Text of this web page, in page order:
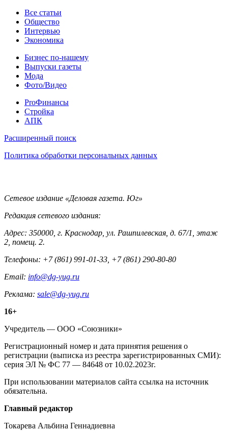
Статьи
Все статьи
Общество
Интервью
Экономика
Разное
Бизнес по-нашему
Выпуски газеты
Мода
Фото/Видео
Pro
ProФинансы
Стройка
АПК
Информация
Расширенный поиск
Политика обработки персональных данных
Контакты
Сетевое издание «Деловая газета. Юг»
Редакция сетевого издания:
Адрес: 350000, г. Краснодар, ул. Рашпилевская, д. 67/1, этаж
2, помещ. 2.
Телефоны: +7 (861) 991-01-33, +7 (861) 290-80-80
Email: info@dg-yug.ru
Реклама: sale@dg-yug.ru
Информация
о
издании
16+
Учредитель — ООО «Союзники»
Регистрационный номер и дата принятия решения о
регистрации (выписка из реестра зарегистрированных СМИ):
серия ЭЛ № ФС 77 — 84648 от 10.02.2023г.
При использовании материалов сайта ссылка на источник
обязательна.
Редакция
Главный редактор
Токарева Альбина Геннадиевна